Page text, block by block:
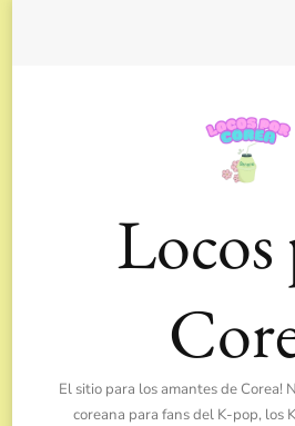
El sitio para los amantes de Corea!
coreana para fans del K-pop, los